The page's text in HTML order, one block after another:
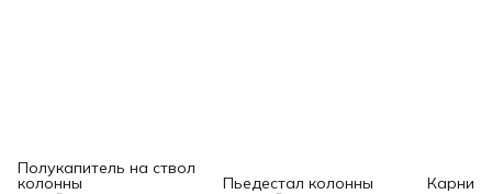
Полукапитель на ствол
колонны Пьедестал колонны Карниз